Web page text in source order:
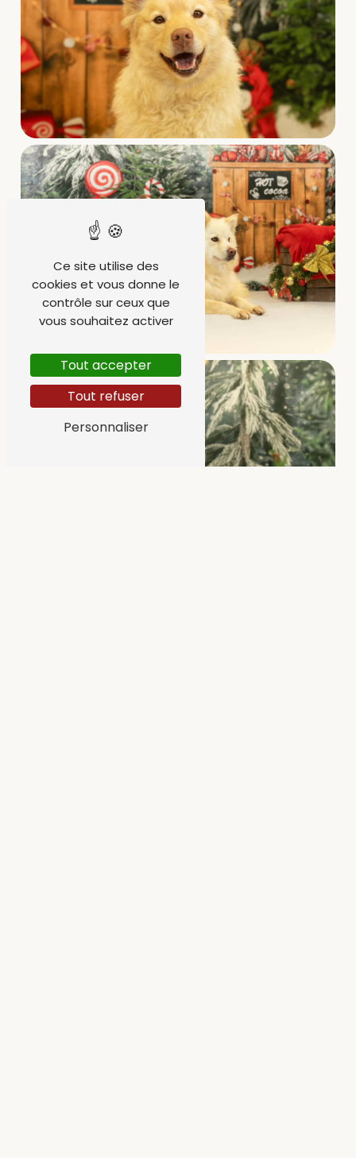
Ce site utilise des
cookies et vous donne le
contrôle sur ceux que
vous souhaitez activer
Tout accepter
Tout refuser
Personnaliser